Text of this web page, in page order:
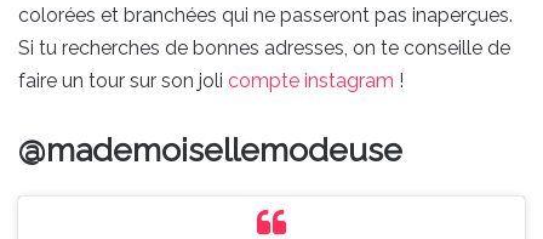
colorées et branchées qui ne passeront pas inaperçues.
Si tu recherches de bonnes adresses, on te conseille de
faire un tour sur son joli compte instagram !
@mademoisellemodeuse